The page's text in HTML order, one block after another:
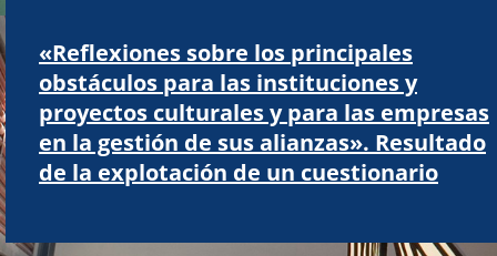
«Reflexiones sobre los principales
obstáculos para las instituciones y
proyectos culturales y para las empresas
en la gestión de sus alianzas». Resultado
de la explotación de un cuestionario